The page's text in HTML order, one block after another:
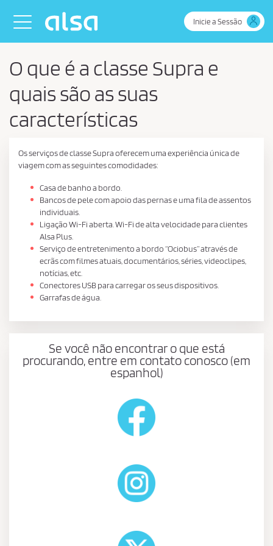
Skip to Main Content
Toggle navigation
Inicie a Sessão
O que é a classe Supra e
quais são as suas
características
Os serviços de classe Supra oferecem uma experiência única de
viagem com as seguintes comodidades:
Casa de banho a bordo.
Bancos de pele com apoio das pernas e uma fila de assentos
individuais.
Ligação Wi-Fi aberta. Wi-Fi de alta velocidade para clientes
Alsa Plus.
Serviço de entretenimento a bordo “Ociobus” através de
ecrãs com filmes atuais, documentários, séries, videoclipes,
notícias, etc.
Conectores USB para carregar os seus dispositivos.
Garrafas de água.
Se você não encontrar o que está
procurando, entre em contato conosco (em
espanhol)